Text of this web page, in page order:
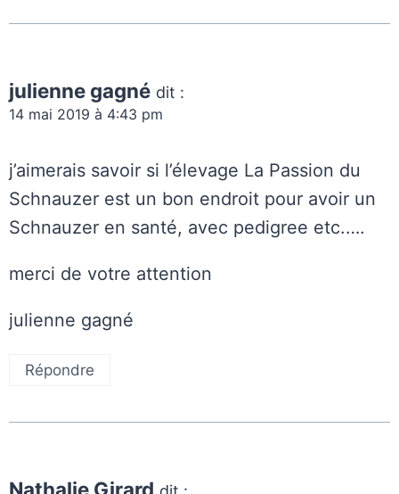
julienne gagné dit :
14 mai 2019 à 4:43 pm
j’aimerais savoir si l’élevage La Passion du
Schnauzer est un bon endroit pour avoir un
Schnauzer en santé, avec pedigree etc.….
merci de votre attention
julienne gagné
Répondre
Nathalie Girard